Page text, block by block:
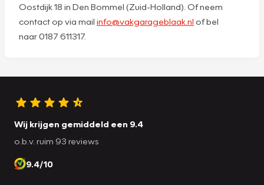
Oostdijk 18 in Den Bommel (Zuid-Holland). Of neem
contact op via mail info@vakgarageblaak.nl of bel
naar 0187 611317.
Wij krijgen gemiddeld een 9.4
o.b.v. ruim 93 reviews
9.4/10